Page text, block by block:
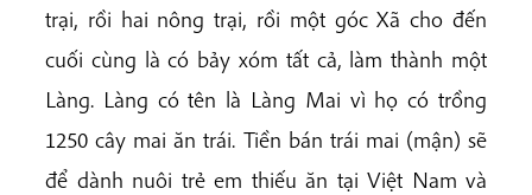
trại, rồi hai nông trại, rồi một góc Xã cho đến
cuối cùng là có bảy xóm tất cả, làm thành một
Làng. Làng có tên là Làng Mai vì họ có trồng
1250 cây mai ăn trái. Tiền bán trái mai (mận) sẽ
để dành nuôi trẻ em thiếu ăn tại Việt Nam và